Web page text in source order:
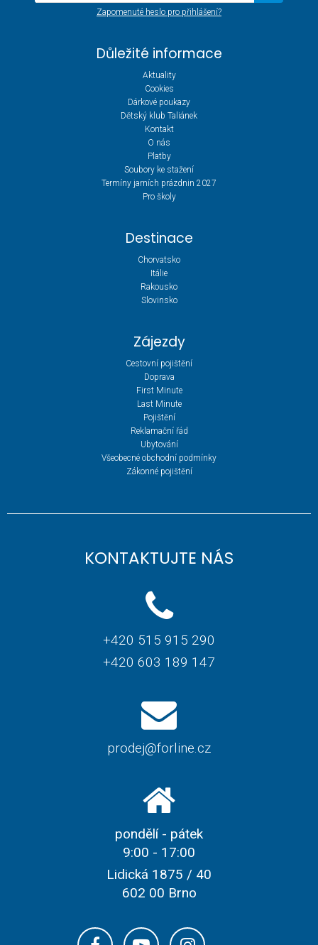
Zapomenuté heslo pro přihlášení?
Důležité informace
Aktuality
Cookies
Dárkové poukazy
Dětský klub Taliánek
Kontakt
O nás
Platby
Soubory ke stažení
Termíny jarních prázdnin 2027
Pro školy
Destinace
Chorvatsko
Itálie
Rakousko
Slovinsko
Zájezdy
Cestovní pojištění
Doprava
First Minute
Last Minute
Pojištění
Reklamační řád
Ubytování
Všeobecné obchodní podmínky
Zákonné pojištění
KONTAKTUJTE NÁS
+420 515 915 290
+420 603 189 147
prodej@forline.cz
pondělí - pátek
9:00 - 17:00
Lidická 1875 / 40
602 00 Brno